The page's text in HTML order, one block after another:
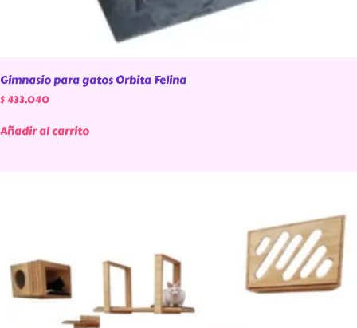
Gimnasio para gatos Orbita Felina
$433.040
Añadir al carrito